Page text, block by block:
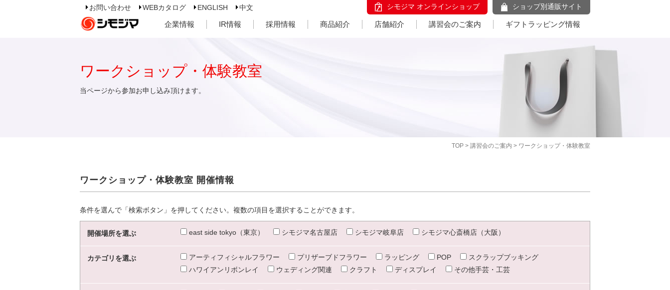
お問い合わせ WEBカタログ ENGLISH 中文 シモジマ オンラインショップ ショップ別通販サイト
企業情報 IR情報 採用情報 商品紹介 店舗紹介 講習会のご案内 ギフトラッピング情報
TOP > 講習会のご案内 > ワークショップ・体験教室
ワークショップ・体験教室
当ページから参加お申し込み頂けます。
ワークショップ・体験教室 開催情報
条件を選んで「検索ボタン」を押してください。複数の項目を選択することができます。
開催場所を選ぶ east side tokyo（東京） シモジマ名古屋店 シモジマ岐阜店 シモジマ心斎橋店（大阪）
カテゴリを選ぶ アーティフィシャルフラワー プリザーブドフラワー ラッピング POP
スクラップブッキング
ハワイアンリボンレイ
ウェディング関連 クラフト ディスプレイ その他手芸・工芸